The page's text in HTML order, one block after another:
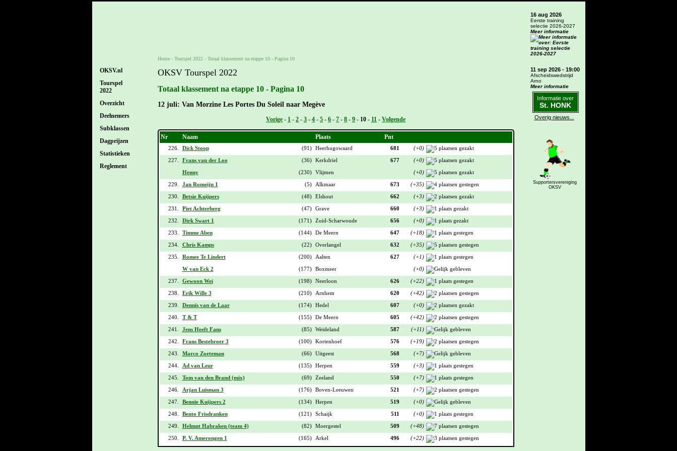
OKSV.nl
Tourspel
2022
Overzicht
Deelnemers
Subklassen
Dagprijzen
Statistieken
Reglement
Home- Tourspel 2022- Totaal klassement na etappe 10 - Pagina 10
OKSV Tourspel 2022
Totaal klassement na etappe 10 - Pagina 10
12 juli: Van Morzine Les Portes Du Soleil naar Megève
Vorige - 1 - 2 - 3 - 4 - 5 - 6 - 7 - 8 - 9 - 10 - 11 - Volgende
Nr Naam Plaats Pnt
226. Dick Stoop (91) Heerhugowaard 681
(+0)
227.
Frans van der Loo (36) Kerkdriel 677
(+0)
Henny
(230) Vlijmen
(+0)
229.
Jan Romeijn 1 (5) Alkmaar 673
(+35)
230.
Betsie Kuijpers (48) Elshout 662
(+3)
231.
Piet Achterberg (47) Grave 660
(+3)
232.
Dirk Swart 1 (171) Zuid-Scharwoude 656
(+0)
233.
Timme Aben (144) De Meern 647
(+18)
234.
Chris Kamps (22) Overlangel 632
(+35)
235.
Romee Te Lindert (200) Aalten 627
(+1)
W van Eck 2
(177) Boxmeer
(+0)
237.
Gewoon Wei (198) Neerloon 626
(+22)
238.
Erik Wille 3 (210) Arnhem 620
(+42)
239.
Dennis van de Laar (174) Hedel 607
(+0)
240.
T & T (155) De Meern 605
(+42)
241.
Jens Heeft Fans (85) Weideland 587
(+11)
242.
Frans Bestebroer 3 (100) Kortenhoef 576
(+19)
243.
Marco Zoeteman (66) Uitgeest 568
(+7)
244.
Ad van Leur (135) Herpen 559
(+3)
245.
Tom van den Brand (mix) (69) Zeeland 550
(+7)
246.
Arjan Luisman 3 (176) Boven-Leeuwen 521
(+7)
247.
Bennie Kuijpers 2 (134) Herpen 519
(+0)
248.
Bento Frisdranken (121) Schaijk 511
(+0)
249.
Helmut Habraken (team 4) (82) Moergestel 509
(+48)
250.
P. V. Amerongen 1 (165) Arkel 496 (+22)
16 aug 2026
Eerste training
selectie 2026-2027
Meer informatie
11 sep 2026 - 19:00
Afscheidswedstrijd
Arno
Meer informatie
Informatie over
St. HONK
Overig nieuws...
Supportersvereniging
OKSV